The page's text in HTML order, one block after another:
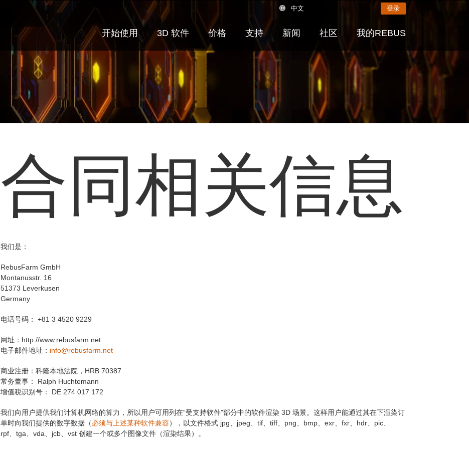
中文 登录
开始使用 3D 软件 价格 支持 新闻 社区 我的REBUS
合同相关信息
我们是：
RebusFarm GmbH
Montanusstr. 16
51373 Leverkusen
Germany
电话号码： +81 3 4520 9229
网址：http://www.rebusfarm.net
电子邮件地址： info@rebusfarm.net
商业注册：科隆本地法院，HRB 70387
常务董事： Ralph Huchtemann
增值税识别号： DE 274 017 172
我们向用户提供我们计算机网络的算力，所以用户可用列在“受支持软件”部分中的软件渲染 3D 场景。这样用户能通过其在下渲染订
单时向我们提供的数字数据（必须与上述某种软件兼容），以文件格式 jpg、jpeg、tif、tiff、png、bmp、exr、fxr、hdr、pic、
rpf、tga、vda、jcb、vst 创建一个或多个图像文件（渲染结果）。